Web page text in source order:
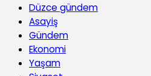
Düzce gündem
Asayiş
Gündem
Ekonomi
Yaşam